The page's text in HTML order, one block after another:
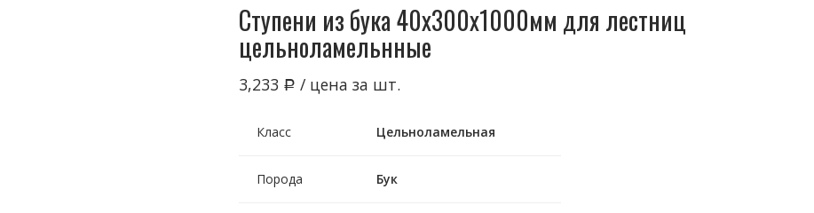
Ступени из бука 40х300х1000мм для лестниц
цельноламельнные
3,233 Р / цена за шт.
Класс Цельноламельная
Порода Бук